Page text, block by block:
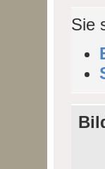
Sie